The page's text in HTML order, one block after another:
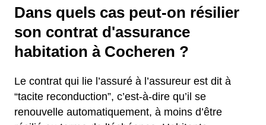
Dans quels cas peut-on résilier
son contrat d'assurance
habitation à Cocheren ?
Le contrat qui lie l’assuré à l’assureur est dit à
“tacite reconduction”, c’est-à-dire qu’il se
renouvelle automatiquement, à moins d’être